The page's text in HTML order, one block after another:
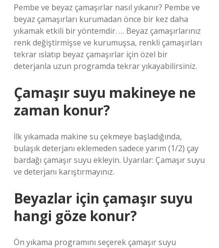
Pembe ve beyaz çamaşırlar nasıl yıkanır? Pembe ve
beyaz çamaşırları kurumadan önce bir kez daha
yıkamak etkili bir yöntemdir. … Beyaz çamaşırlarınız
renk değiştirmişse ve kurumuşsa, renkli çamaşırları
tekrar ıslatıp beyaz çamaşırlar için özel bir
deterjanla uzun programda tekrar yıkayabilirsiniz.
Çamaşır suyu makineye ne
zaman konur?
İlk yıkamada makine su çekmeye başladığında,
bulaşık deterjanı eklemeden sadece yarım (1/2) çay
bardağı çamaşır suyu ekleyin. Uyarılar: Çamaşır suyu
ve deterjanı karıştırmayınız.
Beyazlar için çamaşır suyu
hangi göze konur?
Ön yıkama programını seçerek çamaşır suyu